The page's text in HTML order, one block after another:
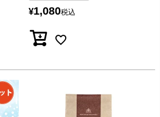
¥1,080税込